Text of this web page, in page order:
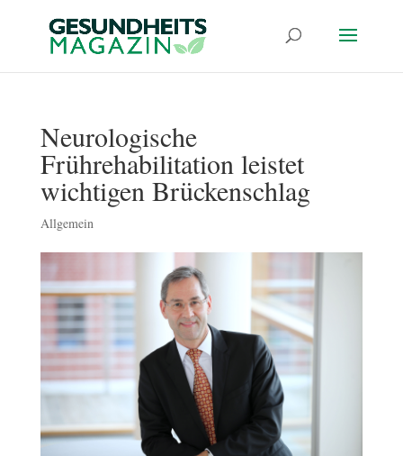
Neurologische
Frührehabilitation leistet
wichtigen Brückenschlag
Allgemein